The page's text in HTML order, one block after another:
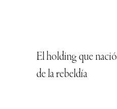
El holding que nació
de la rebeldía